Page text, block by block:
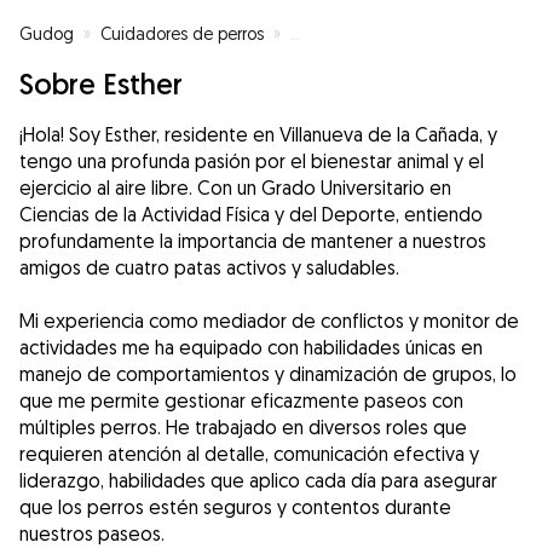
Gudog » Cuidadores de perros »
Sobre Esther
¡Hola! Soy Esther, residente en Villanueva de la Cañada, y
tengo una profunda pasión por el bienestar animal y el
ejercicio al aire libre. Con un Grado Universitario en
Ciencias de la Actividad Física y del Deporte, entiendo
profundamente la importancia de mantener a nuestros
amigos de cuatro patas activos y saludables.
Mi experiencia como mediador de conflictos y monitor de
actividades me ha equipado con habilidades únicas en
manejo de comportamientos y dinamización de grupos, lo
que me permite gestionar eficazmente paseos con
múltiples perros. He trabajado en diversos roles que
requieren atención al detalle, comunicación efectiva y
liderazgo, habilidades que aplico cada día para asegurar
que los perros estén seguros y contentos durante
nuestros paseos.